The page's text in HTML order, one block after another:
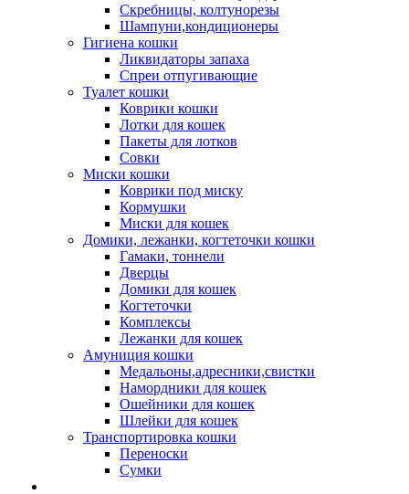
Скребницы, колтунорезы
Шампуни,кондиционеры
Гигиена кошки
Ликвидаторы запаха
Спреи отпугивающие
Туалет кошки
Коврики кошки
Лотки для кошек
Пакеты для лотков
Совки
Миски кошки
Коврики под миску
Кормушки
Миски для кошек
Домики, лежанки, когтеточки кошки
Гамаки, тоннели
Дверцы
Домики для кошек
Когтеточки
Комплексы
Лежанки для кошек
Амуниция кошки
Медальоны,адресники,свистки
Намордники для кошек
Ошейники для кошек
Шлейки для кошек
Транспортировка кошки
Переноски
Сумки